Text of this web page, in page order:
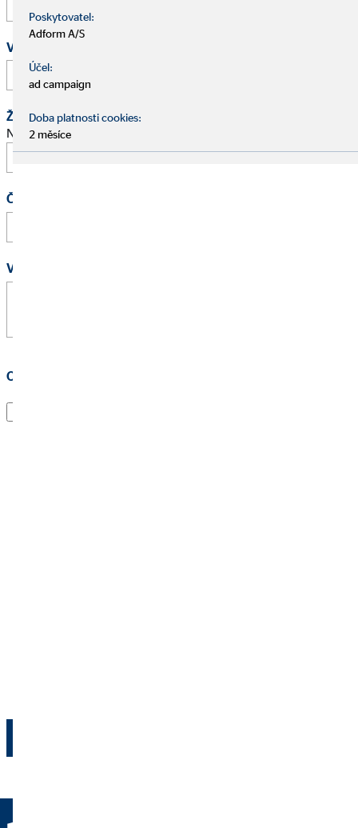
Vaše telefonní číslo
Žádost o schůzku
Navrhněte prosím termín osobního pohovoru.
Čas
Vaše zpráva
Ochrana osobních údajů
Poskytovatel:
Adform A/S
Účel:
ad campaign
Doba platnosti cookies:
2 měsíce